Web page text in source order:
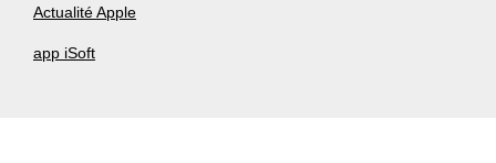
Actualité Apple
app iSoft